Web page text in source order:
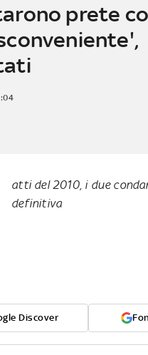
prete
atti del 2010, i due
definitiva
Discover